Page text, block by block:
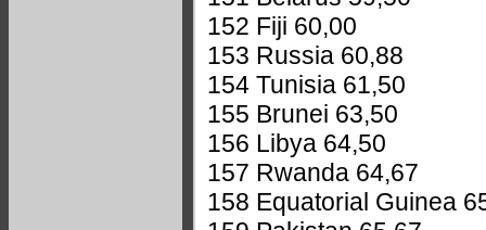
152 Fiji 60,00
153 Russia 60,88
154 Tunisia 61,50
155 Brunei 63,50
156 Libya 64,50
157 Rwanda 64,67
158 Equatorial Guinea